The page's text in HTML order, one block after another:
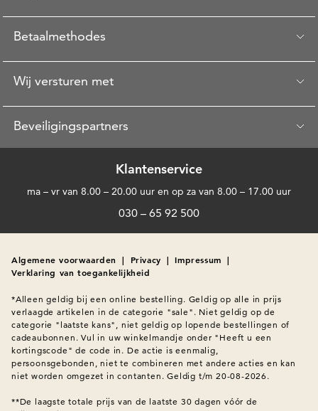
Betaalmethodes
Wij versturen met
Beveiligingspartners
Klantenservice
ma – vr van 8.00 – 20.00 uur en op za van 8.00 – 17.00 uur
030 – 65 92 500
Algemene voorwaarden | Privacy | Impressum |
Verklaring van toegankelijkheid
*Alleen geldig bij een online bestelling. Geldig op alle in prijs
verlaagde artikelen in de categorie "sale". Niet geldig op de
categorie "laatste kans", niet geldig op lopende bestellingen of
cadeaubonnen. Vul in uw winkelmandje onder "Heeft u een
kortingscode" de code in. De actie is eenmalig,
persoonsgebonden, niet te combineren met andere acties en kan
niet worden omgezet in contanten. Geldig t/m 20-08-2026.
**De laagste totale prijs van de laatste 30 dagen vóór de